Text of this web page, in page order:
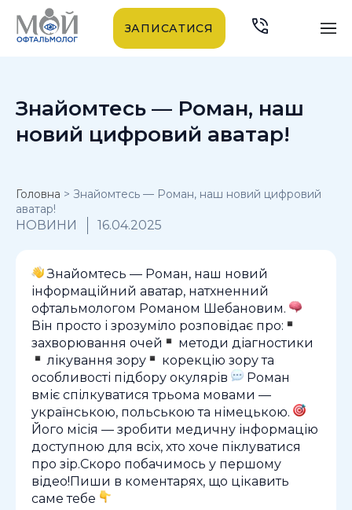
ЗАПИСАТИСЯ
Знайомтесь — Роман, наш
новий цифровий аватар!
Головна > Знайомтесь — Роман, наш новий цифровий
аватар!
НОВИНИ 16.04.2025
Знайомтесь — Роман, наш новий
інформаційний аватар, натхненний
офтальмологом Романом Шебановим.
Він просто і зрозуміло розповідає про:
захворювання очей
методи діагностики
лікування зору
корекцію зору та
особливості підбору окулярів
Роман
вміє спілкуватися трьома мовами —
українською, польською та німецькою.
Його місія — зробити медичну інформацію
доступною для всіх, хто хоче піклуватися
про зір.Скоро побачимось у першому
відео!Пиши в коментарях, що цікавить
саме тебе